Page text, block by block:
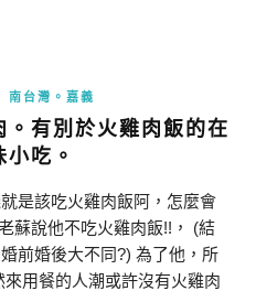
南台灣。嘉義
有別於火雞肉飯的在
小吃。
是該吃火雞肉飯阿，怎麼會
蘇說他不吃火雞肉飯!!， (結
前婚後大不同?) 為了他，所
用餐的人潮或許沒有火雞肉